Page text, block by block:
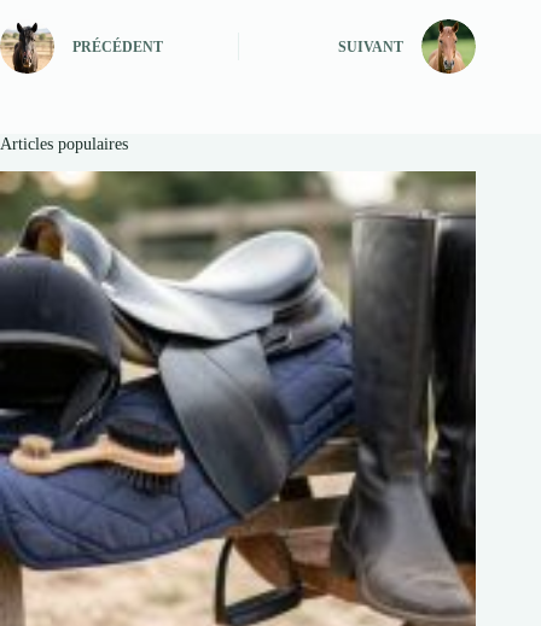
PRÉCÉDENT SUIVANT
Articles populaires